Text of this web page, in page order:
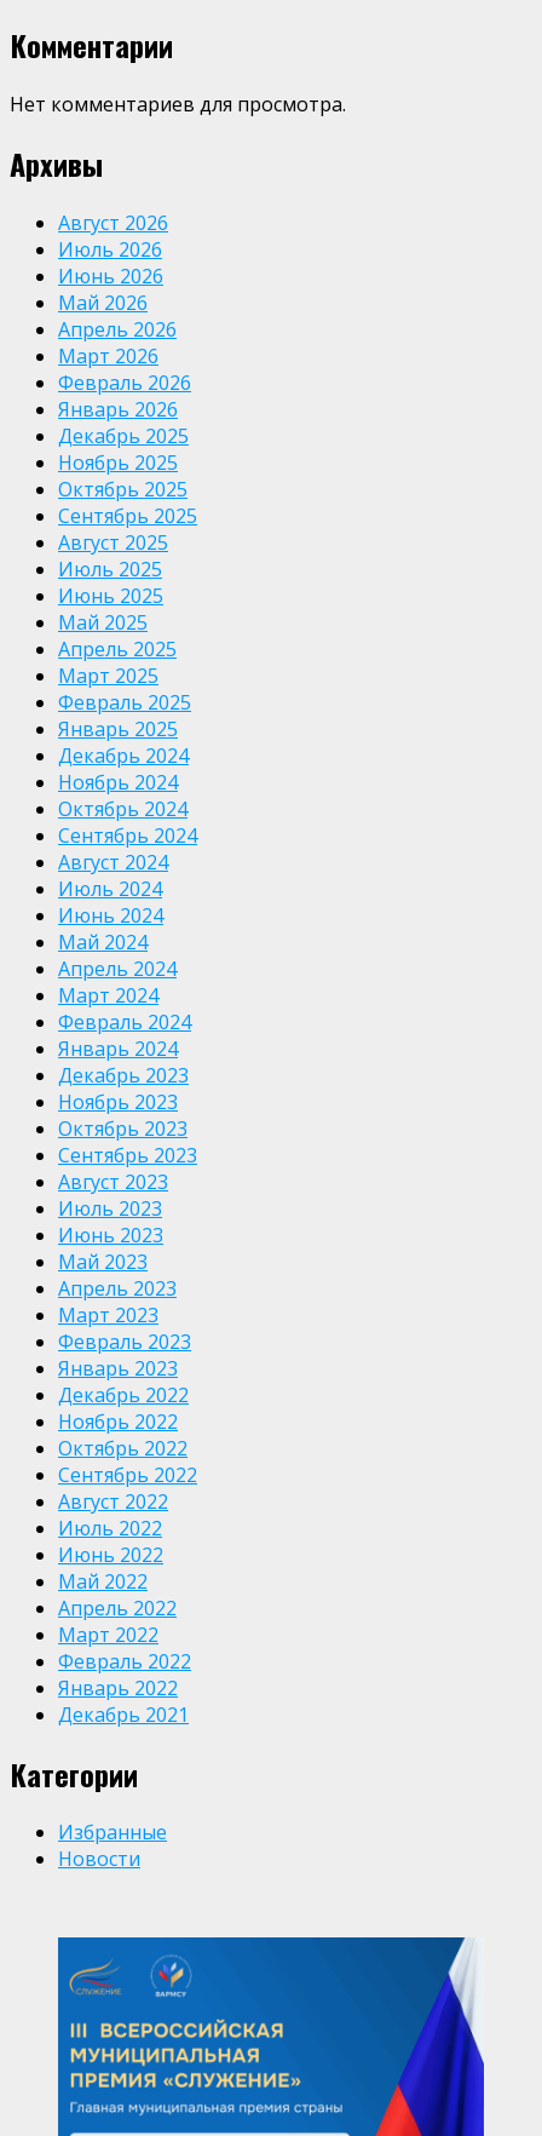
Комментарии
Нет комментариев для просмотра.
Архивы
Август 2026
Июль 2026
Июнь 2026
Май 2026
Апрель 2026
Март 2026
Февраль 2026
Январь 2026
Декабрь 2025
Ноябрь 2025
Октябрь 2025
Сентябрь 2025
Август 2025
Июль 2025
Июнь 2025
Май 2025
Апрель 2025
Март 2025
Февраль 2025
Январь 2025
Декабрь 2024
Ноябрь 2024
Октябрь 2024
Сентябрь 2024
Август 2024
Июль 2024
Июнь 2024
Май 2024
Апрель 2024
Март 2024
Февраль 2024
Январь 2024
Декабрь 2023
Ноябрь 2023
Октябрь 2023
Сентябрь 2023
Август 2023
Июль 2023
Июнь 2023
Май 2023
Апрель 2023
Март 2023
Февраль 2023
Январь 2023
Декабрь 2022
Ноябрь 2022
Октябрь 2022
Сентябрь 2022
Август 2022
Июль 2022
Июнь 2022
Май 2022
Апрель 2022
Март 2022
Февраль 2022
Январь 2022
Декабрь 2021
Категории
Избранные
Новости